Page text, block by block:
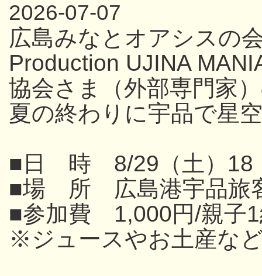
2026-07-07
広島みなとオアシスの
Production UJINA
協会さま（外部専門家
夏の終わりに宇品で星
■日 時 8/29（土）18
■場 所 広島港宇品旅
■参加費 1,000円/親子
※ジュースやお土産な